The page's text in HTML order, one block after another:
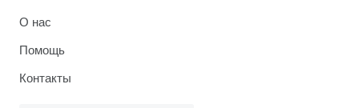
О нас
Помощь
Контакты